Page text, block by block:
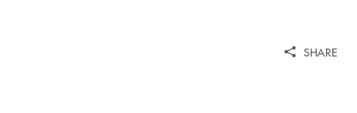
SHARE